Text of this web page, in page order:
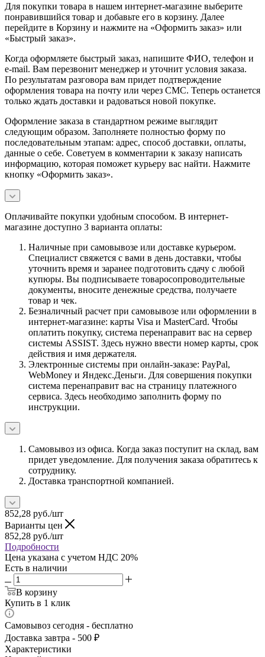
Для покупки товара в нашем интернет-магазине выберите
понравившийся товар и добавьте его в корзину. Далее
перейдите в Корзину и нажмите на «Оформить заказ» или
«Быстрый заказ».
Когда оформляете быстрый заказ, напишите ФИО, телефон и
e-mail. Вам перезвонит менеджер и уточнит условия заказа.
По результатам разговора вам придет подтверждение
оформления товара на почту или через СМС. Теперь останется
только ждать доставки и радоваться новой покупке.
Оформление заказа в стандартном режиме выглядит
следующим образом. Заполняете полностью форму по
последовательным этапам: адрес, способ доставки, оплаты,
данные о себе. Советуем в комментарии к заказу написать
информацию, которая поможет курьеру вас найти. Нажмите
кнопку «Оформить заказ».
Оплачивайте покупки удобным способом. В интернет-
магазине доступно 3 варианта оплаты:
Наличные при самовывозе или доставке курьером.
Специалист свяжется с вами в день доставки, чтобы
уточнить время и заранее подготовить сдачу с любой
купюры. Вы подписываете товаросопроводительные
документы, вносите денежные средства, получаете
товар и чек.
Безналичный расчет при самовывозе или оформлении в
интернет-магазине: карты Visa и MasterCard. Чтобы
оплатить покупку, система перенаправит вас на сервер
системы ASSIST. Здесь нужно ввести номер карты, срок
действия и имя держателя.
Электронные системы при онлайн-заказе: PayPal,
WebMoney и Яндекс.Деньги. Для совершения покупки
система перенаправит вас на страницу платежного
сервиса. Здесь необходимо заполнить форму по
инструкции.
Самовывоз из офиса. Когда заказ поступит на склад, вам
придет уведомление. Для получения заказа обратитесь к
сотруднику.
Доставка транспортной компанией.
852,28 руб./шт
Варианты цен
852,28 руб./шт
Подробности
Цена указана с учетом НДС 20%
Есть в наличии
В корзину
Купить в 1 клик
Самовывоз сегодня - бесплатно
Доставка завтра - 500 ₽
Характеристики